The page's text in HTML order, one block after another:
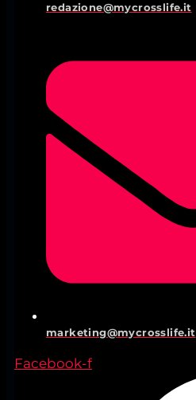
redazione@mycrosslife.it
marketing@mycrosslife.it
Facebook-f